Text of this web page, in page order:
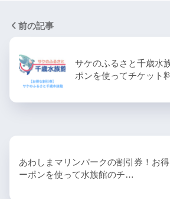
前の記事
サケのふるさと千歳水
ポンを使ってチケット
あわしまマリンパークの割引券！お
ーポンを使って水族館のチ…